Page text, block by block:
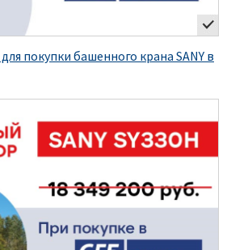
покупки башенного крана SANY в